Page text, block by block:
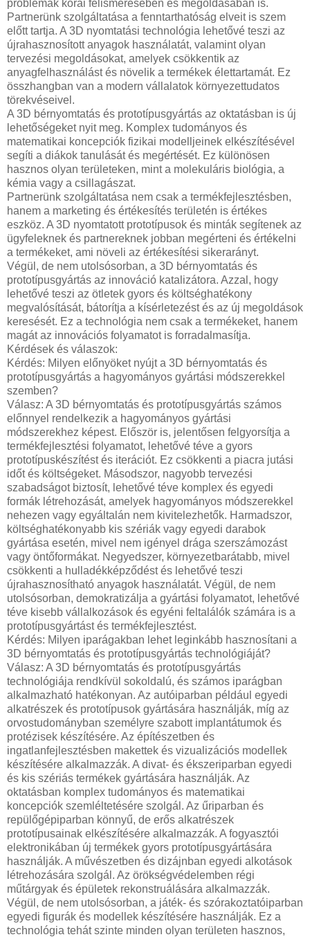
problémák korai felismerésében és megoldásában is.
Partnerünk szolgáltatása a fenntarthatóság elveit is szem
előtt tartja. A 3D nyomtatási technológia lehetővé teszi az
újrahasznosított anyagok használatát, valamint olyan
tervezési megoldásokat, amelyek csökkentik az
anyagfelhasználást és növelik a termékek élettartamát. Ez
összhangban van a modern vállalatok környezettudatos
törekvéseivel.
A 3D bérnyomtatás és prototípusgyártás az oktatásban is új
lehetőségeket nyit meg. Komplex tudományos és
matematikai koncepciók fizikai modelljeinek elkészítésével
segíti a diákok tanulását és megértését. Ez különösen
hasznos olyan területeken, mint a molekuláris biológia, a
kémia vagy a csillagászat.
Partnerünk szolgáltatása nem csak a termékfejlesztésben,
hanem a marketing és értékesítés területén is értékes
eszköz. A 3D nyomtatott prototípusok és minták segítenek az
ügyfeleknek és partnereknek jobban megérteni és értékelni
a termékeket, ami növeli az értékesítési sikerarányt.
Végül, de nem utolsósorban, a 3D bérnyomtatás és
prototípusgyártás az innováció katalizátora. Azzal, hogy
lehetővé teszi az ötletek gyors és költséghatékony
megvalósítását, bátorítja a kísérletezést és az új megoldások
keresését. Ez a technológia nem csak a termékeket, hanem
magát az innovációs folyamatot is forradalmasítja.
Kérdések és válaszok:
Kérdés: Milyen előnyöket nyújt a 3D bérnyomtatás és
prototípusgyártás a hagyományos gyártási módszerekkel
szemben?
Válasz: A 3D bérnyomtatás és prototípusgyártás számos
előnnyel rendelkezik a hagyományos gyártási
módszerekhez képest. Először is, jelentősen felgyorsítja a
termékfejlesztési folyamatot, lehetővé téve a gyors
prototípuskészítést és iterációt. Ez csökkenti a piacra jutási
időt és költségeket. Másodszor, nagyobb tervezési
szabadságot biztosít, lehetővé téve komplex és egyedi
formák létrehozását, amelyek hagyományos módszerekkel
nehezen vagy egyáltalán nem kivitelezhetők. Harmadszor,
költséghatékonyabb kis szériák vagy egyedi darabok
gyártása esetén, mivel nem igényel drága szerszámozást
vagy öntőformákat. Negyedszer, környezetbarátabb, mivel
csökkenti a hulladékképződést és lehetővé teszi
újrahasznosítható anyagok használatát. Végül, de nem
utolsósorban, demokratizálja a gyártási folyamatot, lehetővé
téve kisebb vállalkozások és egyéni feltalálók számára is a
prototípusgyártást és termékfejlesztést.
Kérdés: Milyen iparágakban lehet leginkább hasznosítani a
3D bérnyomtatás és prototípusgyártás technológiáját?
Válasz: A 3D bérnyomtatás és prototípusgyártás
technológiája rendkívül sokoldalú, és számos iparágban
alkalmazható hatékonyan. Az autóiparban például egyedi
alkatrészek és prototípusok gyártására használják, míg az
orvostudományban személyre szabott implantátumok és
protézisek készítésére. Az építészetben és
ingatlanfejlesztésben makettek és vizualizációs modellek
készítésére alkalmazzák. A divat- és ékszeriparban egyedi
és kis szériás termékek gyártására használják. Az
oktatásban komplex tudományos és matematikai
koncepciók szemléltetésére szolgál. Az űriparban és
repülőgépiparban könnyű, de erős alkatrészek
prototípusainak elkészítésére alkalmazzák. A fogyasztói
elektronikában új termékek gyors prototípusgyártására
használják. A művészetben és dizájnban egyedi alkotások
létrehozására szolgál. Az örökségvédelemben régi
műtárgyak és épületek rekonstruálására alkalmazzák.
Végül, de nem utolsósorban, a játék- és szórakoztatóiparban
egyedi figurák és modellek készítésére használják. Ez a
technológia tehát szinte minden olyan területen hasznos,